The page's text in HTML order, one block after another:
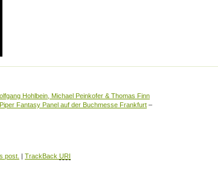
Hohlbein, Michael Peinkofer & Thomas Finn
Fantasy Panel auf der Buchmesse Frankfurt –
post. | TrackBack URI